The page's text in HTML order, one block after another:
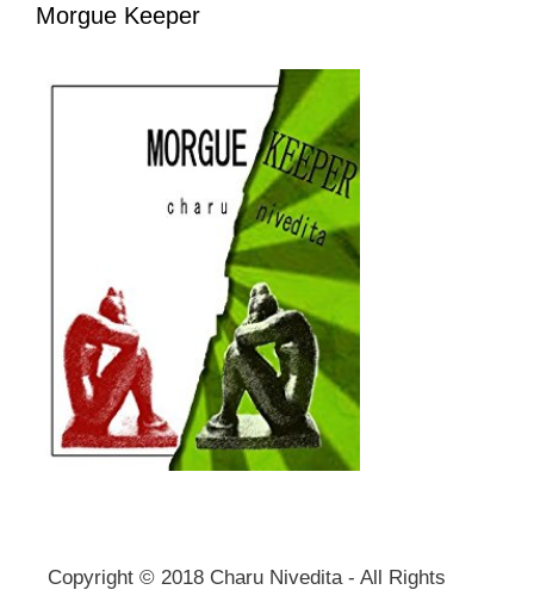
Morgue Keeper
Copyright © 2018 Charu Nivedita - All Rights